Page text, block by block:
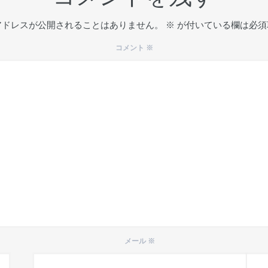
ドレスが公開されることはありません。 ※ が付いている欄は必
コメント ※
メール ※